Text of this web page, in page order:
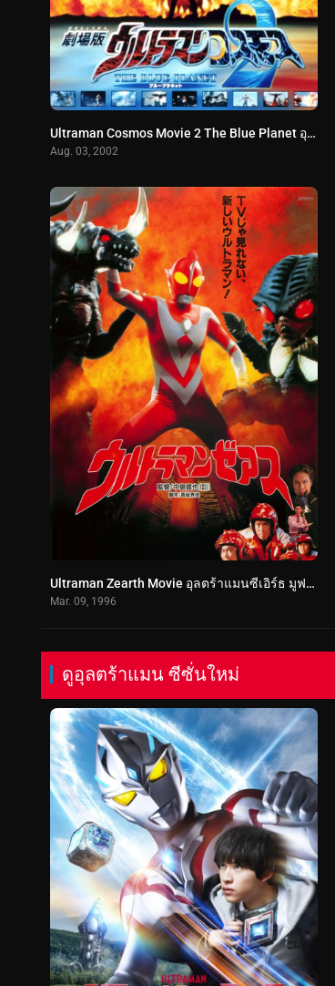
Ultraman Cosmos Movie 2 The Blue Planet อุลตร้าแมนคอสมอส เดอะ บลูแพลเน็ต (2002)
Aug. 03, 2002
Ultraman Zearth Movie อุลตร้าแมนซีเอิร์ธ มูฟวี่ (1996)
Mar. 09, 1996
ดูอุลตร้าแมน ซีซั่นใหม่